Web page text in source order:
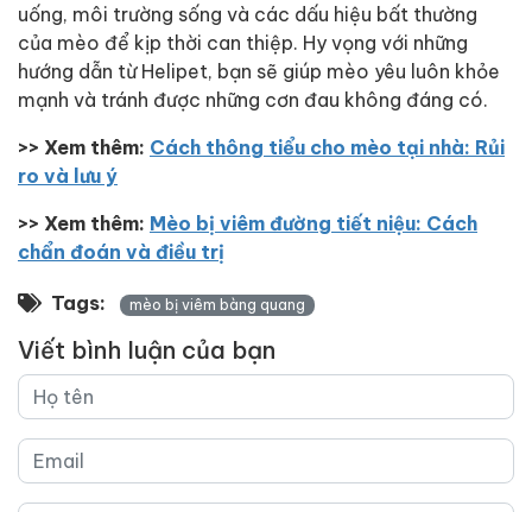
uống, môi trường sống và các dấu hiệu bất thường
của mèo để kịp thời can thiệp. Hy vọng với những
hướng dẫn từ Helipet, bạn sẽ giúp mèo yêu luôn khỏe
mạnh và tránh được những cơn đau không đáng có.
>> Xem thêm: Cách thông tiểu cho mèo tại nhà: Rủi
ro và lưu ý
>> Xem thêm: Mèo bị viêm đường tiết niệu: Cách
chẩn đoán và điều trị
Tags: mèo bị viêm bàng quang
Viết bình luận của bạn